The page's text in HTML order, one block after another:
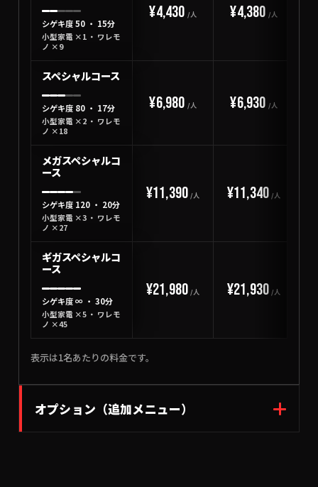
シゲキ度 50 ・ 15分
小型家電 ×1 ・ ワレモ
ノ ×9
¥4,430 /人 ¥4,380 /人
スペシャルコース
シゲキ度 80 ・ 17分
小型家電 ×2 ・ ワレモ
ノ ×18
¥6,980 /人 ¥6,930 /人
メガスペシャルコ
ース
シゲキ度 120 ・ 20分
小型家電 ×3 ・ ワレモ
ノ ×27
¥11,390 /人 ¥11,340 /人
ギガスペシャルコ
ース
シゲキ度 ∞ ・ 30分
小型家電 ×5 ・ ワレモ
ノ ×45
¥21,980 /人 ¥21,930 /人
表示は1名あたりの料金です。
オプション（追加メニュー）